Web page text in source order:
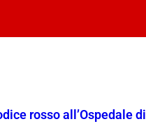
rosso all’Ospedale di